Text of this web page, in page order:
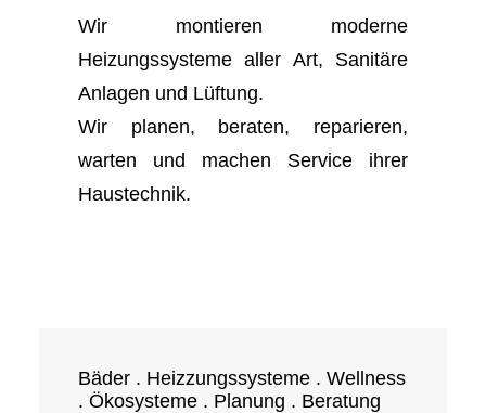
Wir montieren moderne
Heizungssysteme aller Art, Sanitäre
Anlagen und Lüftung.
Wir planen, beraten, reparieren,
warten und machen Service ihrer
Haustechnik.
Bäder . Heizzungssysteme . Wellness
. Ökosysteme . Planung . Beratung